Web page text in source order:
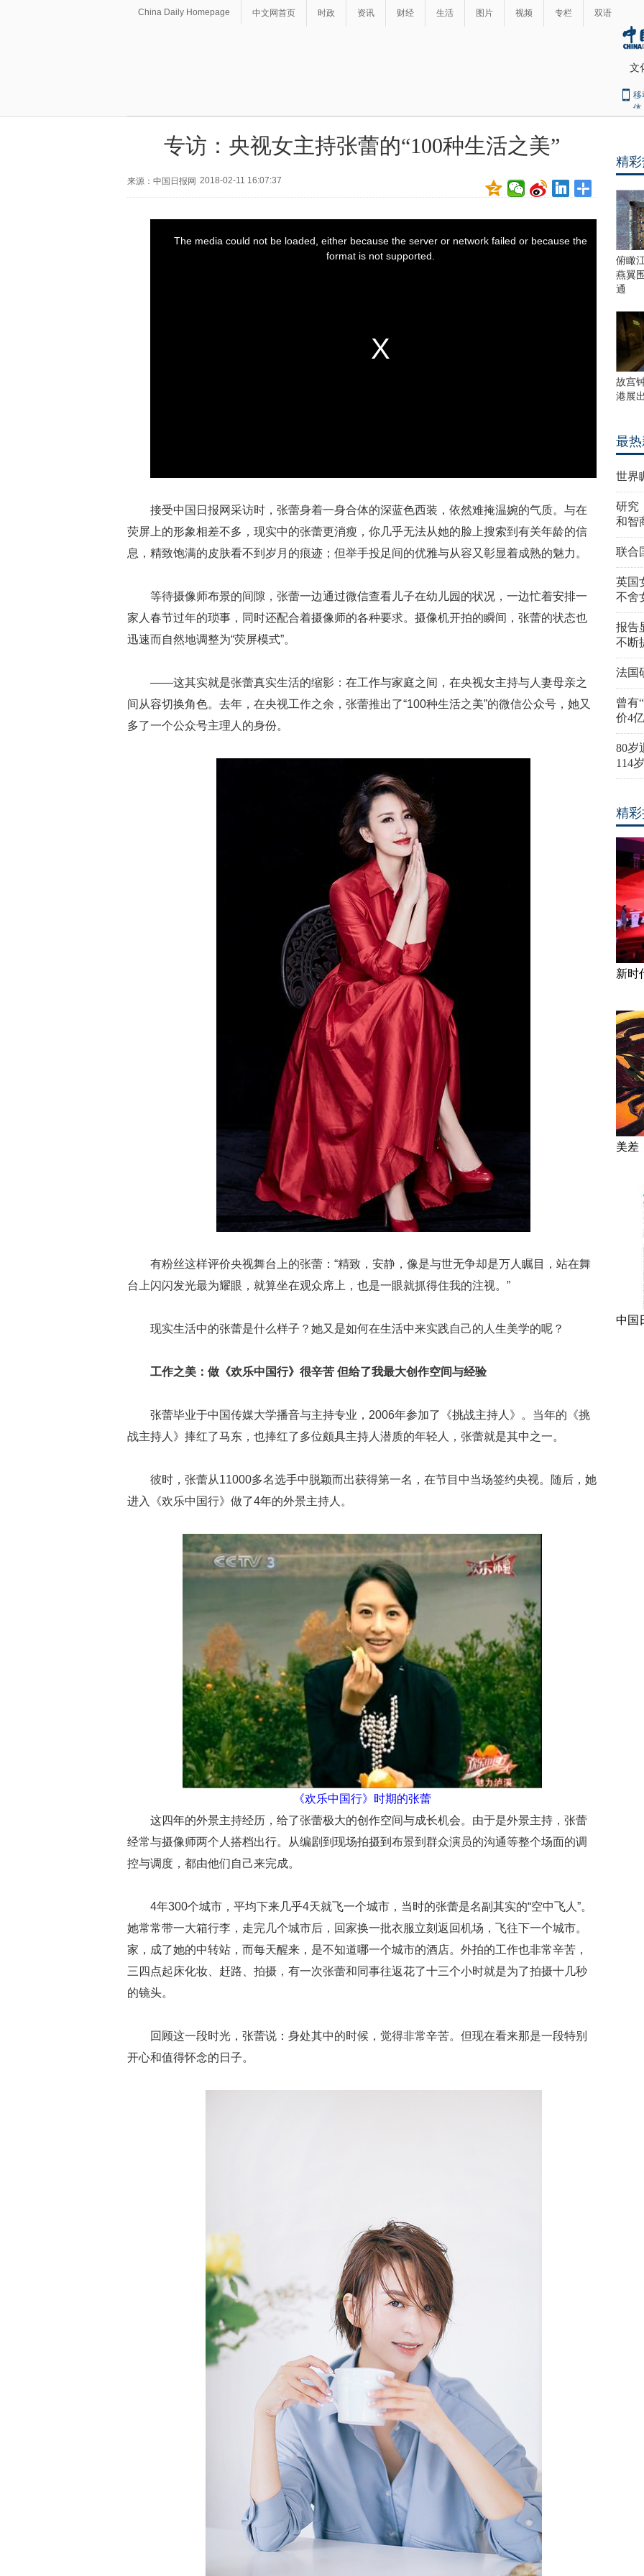
China Daily Homepage 中文网首页 时政 资讯 财经 生活 图片 视频 专栏 双语
文
移
体
专访：央视女主持张蕾的“100种生活之美”
来源：中国日报网 2018-02-11 16:07:37
接受中国日报网采访时，张蕾身着一身合体的深蓝色西装，依然难掩温婉的气质。与在
荧屏上的形象相差不多，现实中的张蕾更消瘦，你几乎无法从她的脸上搜索到有关年龄的信
息，精致饱满的皮肤看不到岁月的痕迹；但举手投足间的优雅与从容又彰显着成熟的魅力。
等待摄像师布景的间隙，张蕾一边通过微信查看儿子在幼儿园的状况，一边忙着安排一
家人春节过年的琐事，同时还配合着摄像师的各种要求。摄像机开拍的瞬间，张蕾的状态也
迅速而自然地调整为“荧屏模式”。
——这其实就是张蕾真实生活的缩影：在工作与家庭之间，在央视女主持与人妻母亲之
间从容切换角色。去年，在央视工作之余，张蕾推出了“100种生活之美”的微信公众号，她又
多了一个公众号主理人的身份。
有粉丝这样评价央视舞台上的张蕾：“精致，安静，像是与世无争却是万人瞩目，站在舞
台上闪闪发光最为耀眼，就算坐在观众席上，也是一眼就抓得住我的注视。”
现实生活中的张蕾是什么样子？她又是如何在生活中来实践自己的人生美学的呢？
工作之美：做《欢乐中国行》很辛苦 但给了我最大创作空间与经验
张蕾毕业于中国传媒大学播音与主持专业，2006年参加了《挑战主持人》。当年的《挑
战主持人》捧红了马东，也捧红了多位颇具主持人潜质的年轻人，张蕾就是其中之一。
彼时，张蕾从11000多名选手中脱颖而出获得第一名，在节目中当场签约央视。随后，她
进入《欢乐中国行》做了4年的外景主持人。
《欢乐中国行》时期的张蕾
这四年的外景主持经历，给了张蕾极大的创作空间与成长机会。由于是外景主持，张蕾
经常与摄像师两个人搭档出行。从编剧到现场拍摄到布景到群众演员的沟通等整个场面的调
控与调度，都由他们自己来完成。
4年300个城市，平均下来几乎4天就飞一个城市，当时的张蕾是名副其实的“空中飞人”。
她常常带一大箱行李，走完几个城市后，回家换一批衣服立刻返回机场，飞往下一个城市。
家，成了她的中转站，而每天醒来，是不知道哪一个城市的酒店。外拍的工作也非常辛苦，
三四点起床化妆、赶路、拍摄，有一次张蕾和同事往返花了十三个小时就是为了拍摄十几秒
的镜头。
回顾这一段时光，张蕾说：身处其中的时候，觉得非常辛苦。但现在看来那是一段特别
开心和值得怀念的日子。
精
俯瞰
燕翼
通
故宫
港展
最
世界
研究
和智
联合
英国
不舍
报告
不断
法国
曾有
价4亿
80岁
114
精
新时
美差
中国